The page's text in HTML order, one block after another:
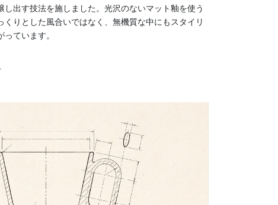
し出す技法を施しました。光沢のないマット釉を使う
くりとした風合いではなく、無機質な中にもスタイリ
ています。